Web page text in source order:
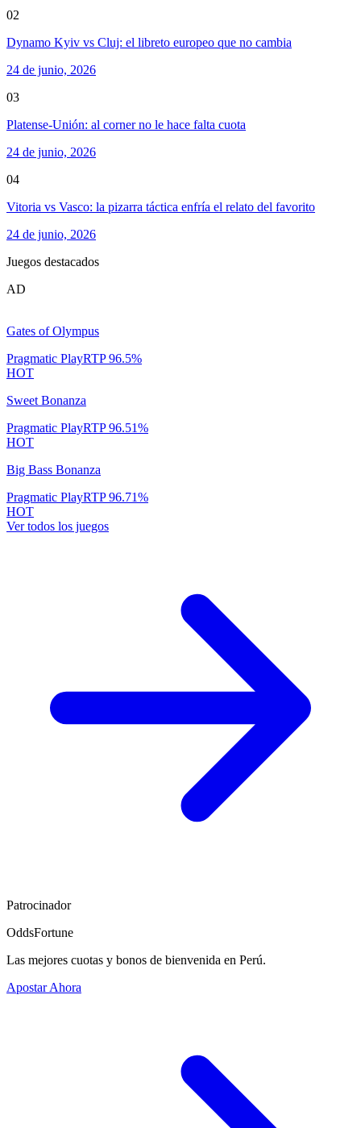
02
Dynamo Kyiv vs Cluj: el libreto europeo que no cambia
24 de junio, 2026
03
Platense-Unión: al corner no le hace falta cuota
24 de junio, 2026
04
Vitoria vs Vasco: la pizarra táctica enfría el relato del favorito
24 de junio, 2026
Juegos destacados
AD
Gates of Olympus